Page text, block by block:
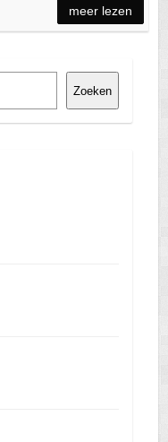
meer lezen
Zoeken